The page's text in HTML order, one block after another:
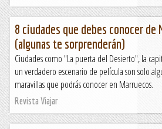
8 ciudades que debes conocer de
(algunas te sorprenderán)
Ciudades como "La puerta del Desierto", la
un verdadero escenario de película son solo
maravillas que podrás conocer en Marruecos.
Revista Viajar